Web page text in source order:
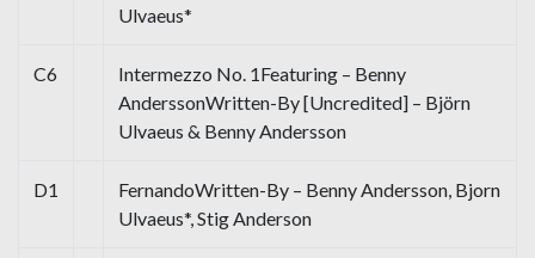
Ulvaeus*
C6
Intermezzo No. 1Featuring – Benny
AnderssonWritten-By [Uncredited] – Björn
Ulvaeus & Benny Andersson
D1
FernandoWritten-By – Benny Andersson, Bjorn
Ulvaeus*, Stig Anderson